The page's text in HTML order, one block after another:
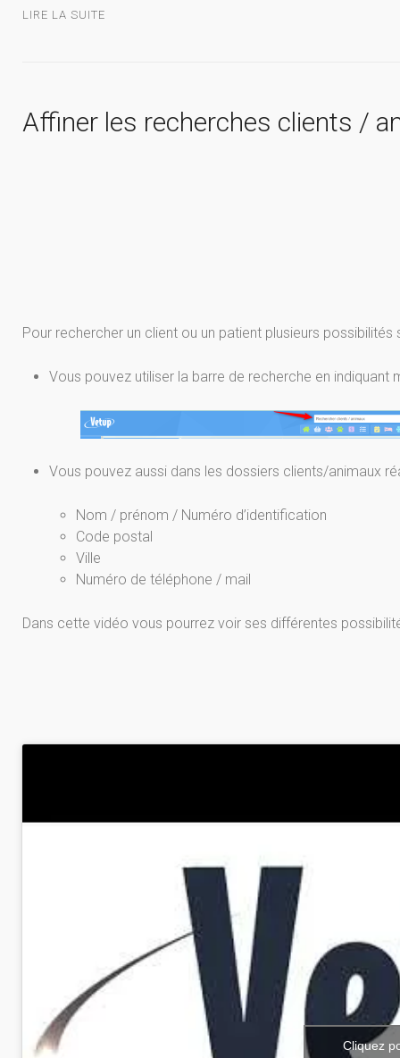
LIRE LA SUITE
Affiner les recherches clients /
Pour rechercher un client ou un patient plusieurs possibilités
Vous pouvez utiliser la barre de recherche en indiquant
Vous pouvez aussi dans les dossiers clients/animaux
Nom / prénom / Numéro d’identification
Code postal
Ville
Numéro de téléphone / mail
Dans cette vidéo vous pourrez voir ses différentes
Cliquez